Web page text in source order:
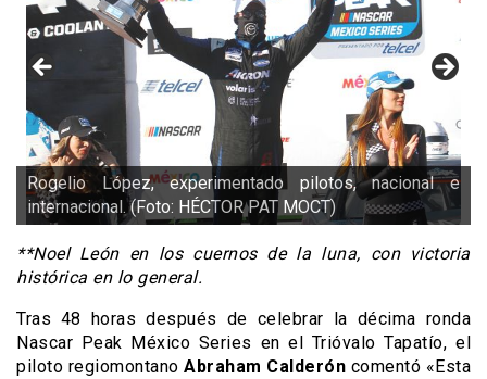
Rogelio López, experimentado pilotos, nacional e
internacional. (Foto: HÉCTOR PAT MOCT)
**Noel León en los cuernos de la luna, con victoria
histórica en lo general.
Tras 48 horas después de celebrar la décima ronda
Nascar Peak México Series en el Trióvalo Tapatío, el
piloto regiomontano Abraham Calderón comentó «Esta